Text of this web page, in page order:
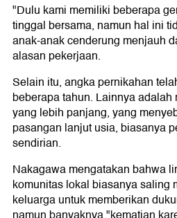
"Dulu kami memiliki beberapa
tinggal bersama, namun hal ini
anak-anak cenderung menjauh
alasan pekerjaan.
Selain itu, angka pernikahan
beberapa tahun. Lainnya
yang lebih panjang, yang
pasangan lanjut usia, biasanya
sendirian.
Nakagawa mengatakan bahwa
komunitas lokal biasanya saling
keluarga untuk memberikan